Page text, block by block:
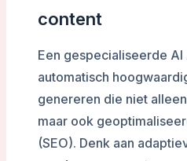
content
Een gespecialiseerde AI
automatisch
genereren die niet
maar ook
(SEO). Denk aan